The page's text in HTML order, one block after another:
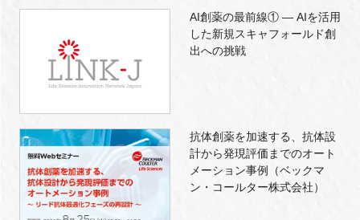
AI創薬の最前線① ― AIを活用
した新規スキャフォールド創
出への挑戦
抗体創薬を加速する、抗体設
計から発現評価までのオート
メーション事例（ベックマ
ン・コールター株式会社）